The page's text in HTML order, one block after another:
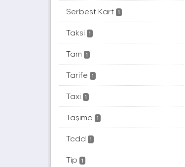
Serbest Kart 1
Taksi 1
Tam 1
Tarife 1
Taxi 1
Taşıma 1
Tcdd 1
Tip 1